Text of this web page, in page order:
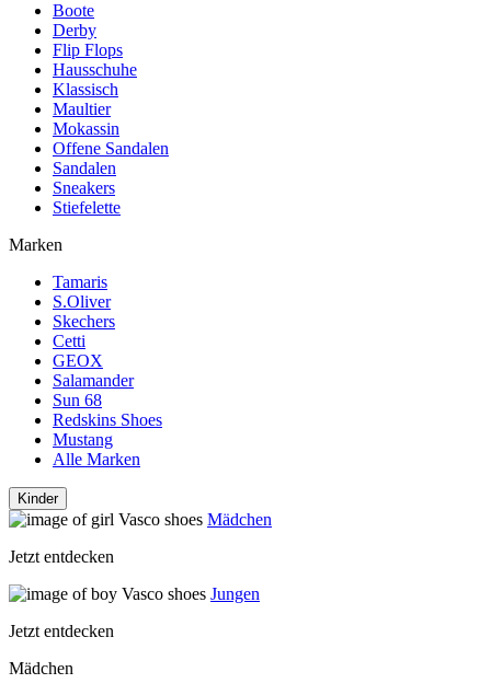
Boote
Derby
Flip Flops
Hausschuhe
Klassisch
Maultier
Mokassin
Offene Sandalen
Sandalen
Sneakers
Stiefelette
Marken
Tamaris
S.Oliver
Skechers
Cetti
GEOX
Salamander
Sun 68
Redskins Shoes
Mustang
Alle Marken
Kinder
Mädchen
Jetzt entdecken
Jungen
Jetzt entdecken
Mädchen